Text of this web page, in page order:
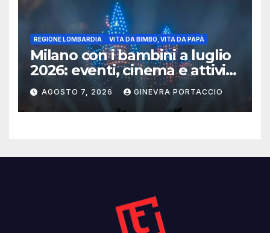
REGIONE LOMBARDIA VITA DA BIMBO, VITA DA PAPÀ
Milano con i bambini a luglio
2026: eventi, cinema e attività
per famiglie
AGOSTO 7, 2026 GINEVRA PORTACCIO